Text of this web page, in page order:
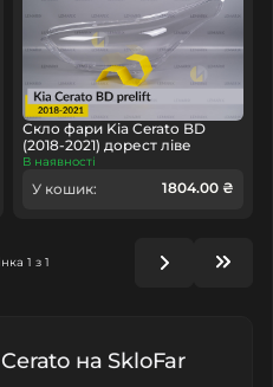
Скло фари Kia Cerato BD
(2018-2021) дорест ліве
В наявності
У кошик: 1804.00 ₴
1 з 1
на SkloFar